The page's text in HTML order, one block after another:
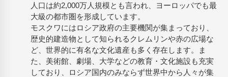
人口は約2,000万人規模とも言われ、ヨーロッパでも最
大級の都市圏を形成しています。
モスクワにはロシア政府の主要機関が集まっており、
歴史的建造物として知られるクレムリンや赤の広場な
ど、世界的に有名な文化遺産も多く存在します。ま
た、美術館、劇場、大学などの教育・文化施設も充実
しており、ロシア国内のみならず世界中から人々が集